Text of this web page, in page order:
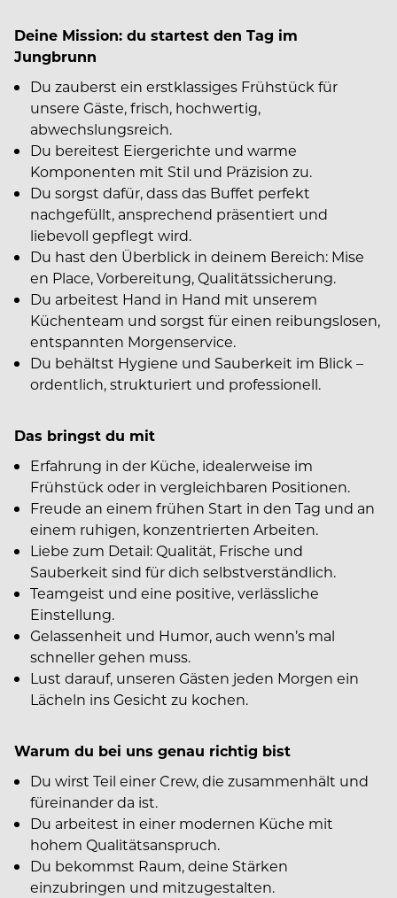
Deine Mission: du startest den Tag im
Jungbrunn
Du zauberst ein erstklassiges Frühstück für
unsere Gäste, frisch, hochwertig,
abwechslungsreich.
Du bereitest Eiergerichte und warme
Komponenten mit Stil und Präzision zu.
Du sorgst dafür, dass das Buffet perfekt
nachgefüllt, ansprechend präsentiert und
liebevoll gepflegt wird.
Du hast den Überblick in deinem Bereich: Mise
en Place, Vorbereitung, Qualitätssicherung.
Du arbeitest Hand in Hand mit unserem
Küchenteam und sorgst für einen reibungslosen,
entspannten Morgenservice.
Du behältst Hygiene und Sauberkeit im Blick –
ordentlich, strukturiert und professionell.
Das bringst du mit
Erfahrung in der Küche, idealerweise im
Frühstück oder in vergleichbaren Positionen.
Freude an einem frühen Start in den Tag und an
einem ruhigen, konzentrierten Arbeiten.
Liebe zum Detail: Qualität, Frische und
Sauberkeit sind für dich selbstverständlich.
Teamgeist und eine positive, verlässliche
Einstellung.
Gelassenheit und Humor, auch wenn’s mal
schneller gehen muss.
Lust darauf, unseren Gästen jeden Morgen ein
Lächeln ins Gesicht zu kochen.
Warum du bei uns genau richtig bist
Du wirst Teil einer Crew, die zusammenhält und
füreinander da ist.
Du arbeitest in einer modernen Küche mit
hohem Qualitätsanspruch.
Du bekommst Raum, deine Stärken
einzubringen und mitzugestalten.